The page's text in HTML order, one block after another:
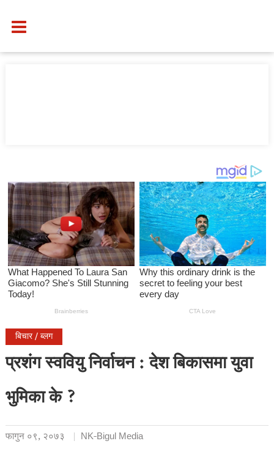
बिचार / ब्लग
प्रशंग स्ववियु निर्वाचन : देश बिकासमा युवा
भुमिका के ?
फागुन ०९, २०७३ NK-Bigul Media